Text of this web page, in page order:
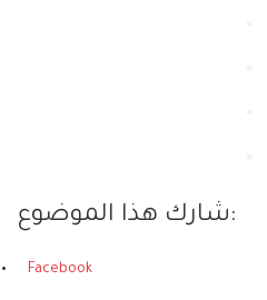
شارك هذا الموضوع:
Facebook